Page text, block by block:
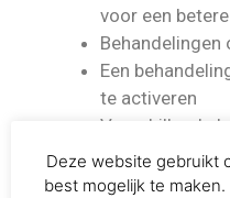
voor een
Een
te activeren
Verschillende
ondersteunen
…
Deze website gebruikt
best mogelijk te